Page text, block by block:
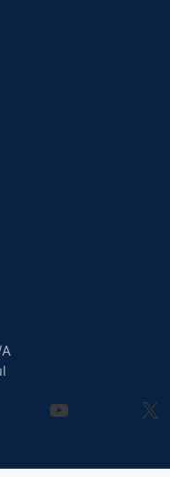
youtube X